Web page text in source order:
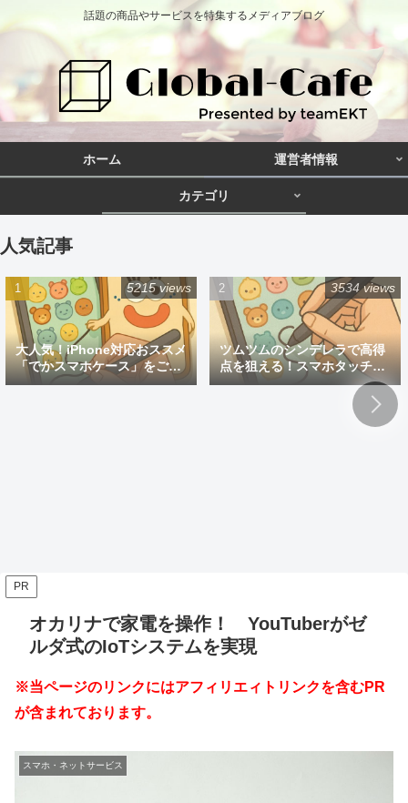
話題の商品やサービスを特集するメディアブログ
ホーム 運営者情報
カテゴリ
人気記事
大人気！iPhone対応おススメ
「でかスマホケース」をご紹
介
5215 views
ツムツムのシンデレラで高得
点を狙える！スマホタッチペ
ン
3534 views
PR
オカリナで家電を操作！ YouTuberがゼ
ルダ式のIoTシステムを実現
※当ページのリンクにはアフィリエィトリンクを含むPR
が含まれております。
スマホ・ネットサービス